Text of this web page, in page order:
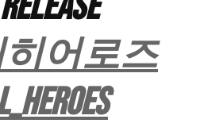
어로즈